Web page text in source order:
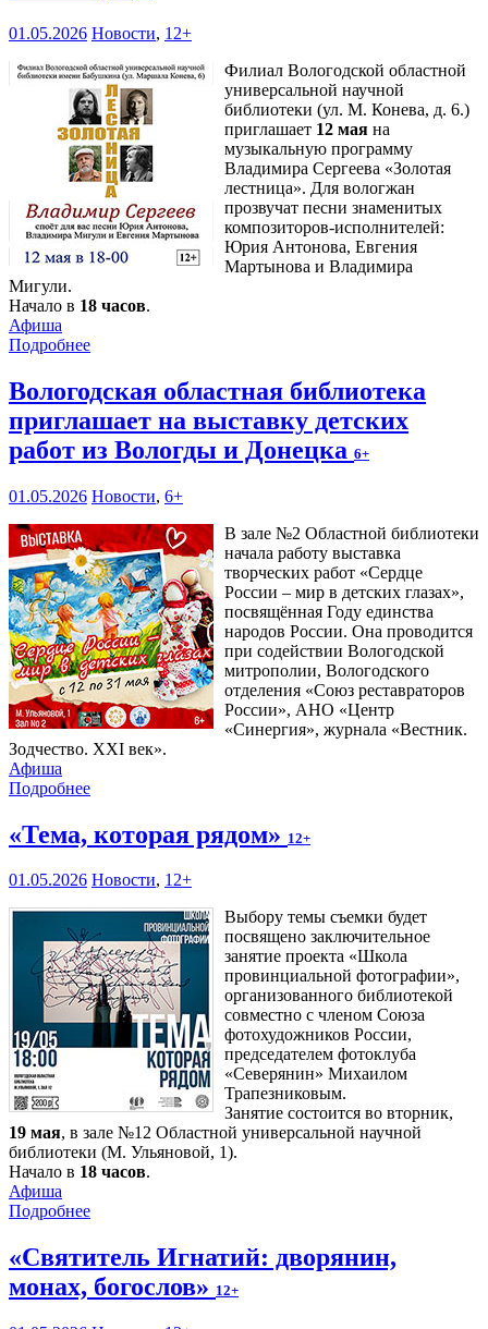
01.05.2026 Новости, 12+
Филиал Вологодской областной
универсальной научной
библиотеки (ул. М. Конева, д. 6.)
приглашает 12 мая на
музыкальную программу
Владимира Сергеева «Золотая
лестница». Для вологжан
прозвучат песни знаменитых
композиторов-исполнителей:
Юрия Антонова, Евгения
Мартынова и Владимира
Мигули.
Начало в 18 часов.
Афиша
Подробнее
Вологодская областная библиотека
приглашает на выставку детских
работ из Вологды и Донецка 6+
01.05.2026 Новости, 6+
В зале №2 Областной библиотеки
начала работу выставка
творческих работ «Сердце
России – мир в детских глазах»,
посвящённая Году единства
народов России. Она проводится
при содействии Вологодской
митрополии, Вологодского
отделения «Союз реставраторов
России», АНО «Центр
«Синергия», журнала «Вестник.
Зодчество. XXI век».
Афиша
Подробнее
«Тема, которая рядом» 12+
01.05.2026 Новости, 12+
Выбору темы съемки будет
посвящено заключительное
занятие проекта «Школа
провинциальной фотографии»,
организованного библиотекой
совместно с членом Союза
фотохудожников России,
председателем фотоклуба
«Северянин» Михаилом
Трапезниковым.
Занятие состоится во вторник,
19 мая, в зале №12 Областной универсальной научной
библиотеки (М. Ульяновой, 1).
Начало в 18 часов.
Афиша
Подробнее
«Святитель Игнатий: дворянин,
монах, богослов» 12+